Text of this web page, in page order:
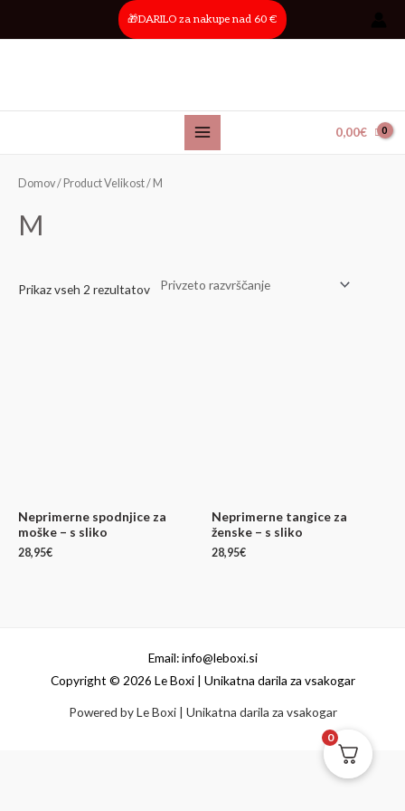
🎁DARILO za nakupe nad 60 €
Main
0,00€
Domov/ Product Velikost / M
M
Prikaz vseh 2 rezultatov
Neprimerne spodnjice za
moške – s sliko
28,95€
Neprimerne tangice za
ženske – s sliko
28,95€
Email: info@leboxi.si
Copyright © 2026 Le Boxi | Unikatna darila za vsakogar
Powered by Le Boxi | Unikatna darila za vsakogar
0